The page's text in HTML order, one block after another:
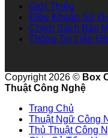
Giới Thiệu
Điều Khoản Sử
Chính Sách Bảo
Thông Tin Liên Hệ
Copyright 2026 © Box
Thuật Công Nghệ
Trang Chủ
Thuật Ngữ Công
Thủ Thuật Công